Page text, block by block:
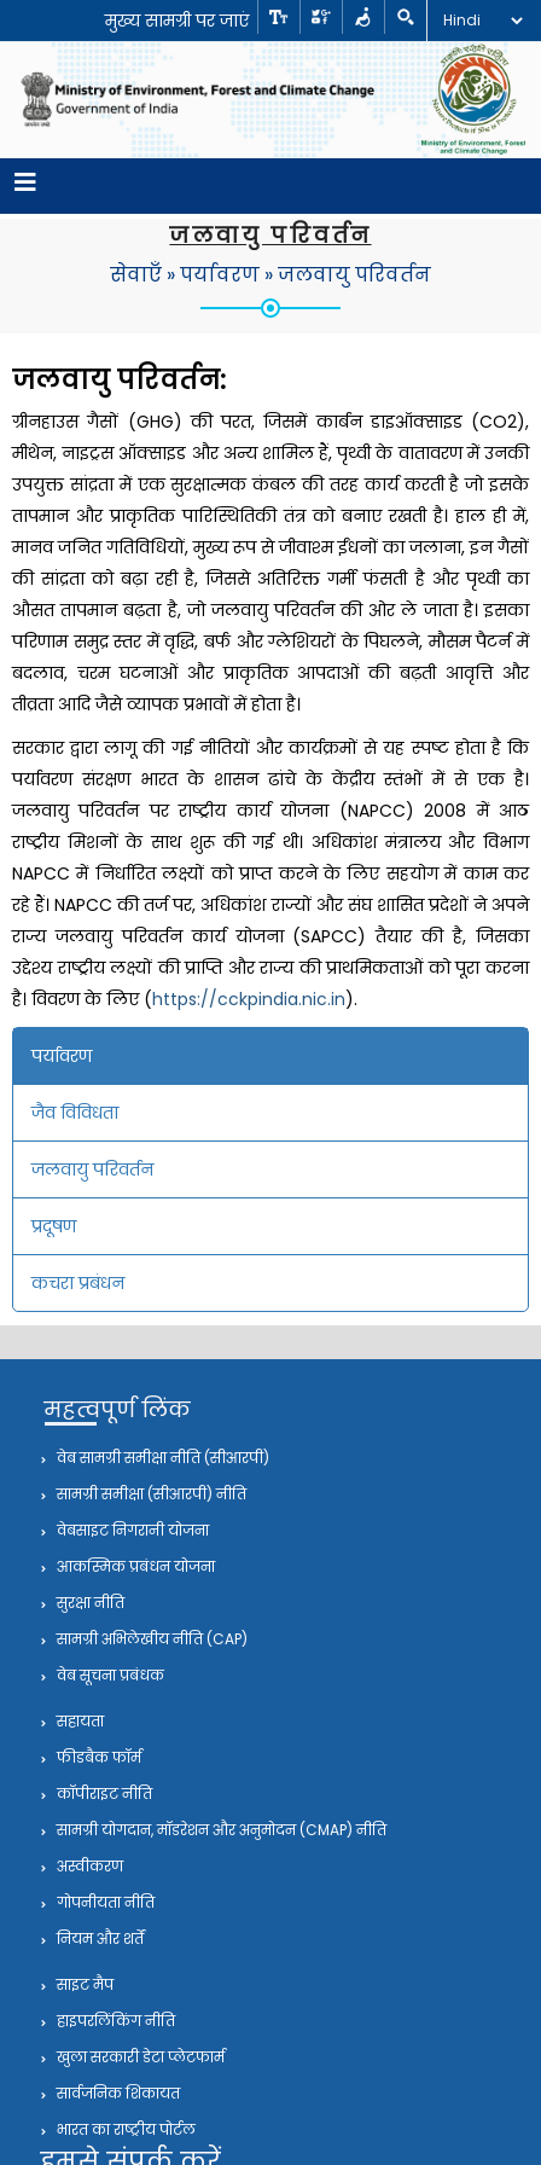
मुख्य सामग्री पर जाएं
जलवायु परिवर्तन
सेवाएँ »पर्यावरण »जलवायु परिवर्तन
पर्यावरण
जैव विविधता
जलवायु परिवर्तन
प्रदूषण
कचरा प्रबंधन
जलवायु परिवर्तन:
ग्रीनहाउस गैसों (GHG) की परत, जिसमें कार्बन डाइऑक्साइड (CO2),
मीथेन, नाइट्रस ऑक्साइड और अन्य शामिल हैं, पृथ्वी के वातावरण में उनकी
उपयुक्त सांद्रता में एक सुरक्षात्मक कंबल की तरह कार्य करती है जो इसके
तापमान और प्राकृतिक पारिस्थितिकी तंत्र को बनाए रखती है। हाल ही में,
मानव जनित गतिविधियों, मुख्य रूप से जीवाश्म ईंधनों का जलाना, इन गैसों
की सांद्रता को बढ़ा रही है, जिससे अतिरिक्त गर्मी फंसती है और पृथ्वी का
औसत तापमान बढ़ता है, जो जलवायु परिवर्तन की ओर ले जाता है। इसका
परिणाम समुद्र स्तर में वृद्धि, बर्फ और ग्लेशियरों के पिघलने, मौसम पैटर्न में
बदलाव, चरम घटनाओं और प्राकृतिक आपदाओं की बढ़ती आवृत्ति और
तीव्रता आदि जैसे व्यापक प्रभावों में होता है।
सरकार द्वारा लागू की गई नीतियों और कार्यक्रमों से यह स्पष्ट होता है कि
पर्यावरण संरक्षण भारत के शासन ढांचे के केंद्रीय स्तंभों में से एक है।
जलवायु परिवर्तन पर राष्ट्रीय कार्य योजना (NAPCC) 2008 में आठ
राष्ट्रीय मिशनों के साथ शुरू की गई थी। अधिकांश मंत्रालय और विभाग
NAPCC में निर्धारित लक्ष्यों को प्राप्त करने के लिए सहयोग में काम कर
रहे हैं। NAPCC की तर्ज पर, अधिकांश राज्यों और संघ शासित प्रदेशों ने अपने
राज्य जलवायु परिवर्तन कार्य योजना (SAPCC) तैयार की है, जिसका
उद्देश्य राष्ट्रीय लक्ष्यों की प्राप्ति और राज्य की प्राथमिकताओं को पूरा करना
है। विवरण के लिए (https://cckpindia.nic.in).
महत्वपूर्ण लिंक
वेब सामग्री समीक्षा नीति (सीआरपी)
सामग्री समीक्षा (सीआरपी) नीति
वेबसाइट निगरानी योजना
आकस्मिक प्रबंधन योजना
सुरक्षा नीति
सामग्री अभिलेखीय नीति (CAP)
वेब सूचना प्रबंधक
सहायता
फीडबैक फॉर्म
कॉपीराइट नीति
सामग्री योगदान, मॉडरेशन और अनुमोदन (CMAP) नीति
अस्वीकरण
गोपनीयता नीति
नियम और शर्तें
साइट मैप
हाइपरलिंकिंग नीति
खुला सरकारी डेटा प्लेटफार्म
सार्वजनिक शिकायत
भारत का राष्ट्रीय पोर्टल